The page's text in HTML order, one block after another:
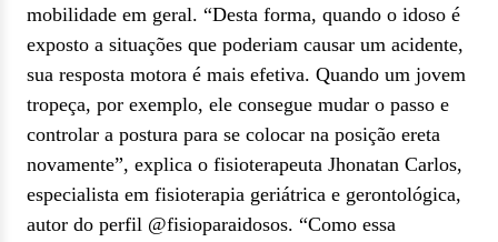
mobilidade em geral. “Desta forma, quando o idoso é
exposto a situações que poderiam causar um acidente,
sua resposta motora é mais efetiva. Quando um jovem
tropeça, por exemplo, ele consegue mudar o passo e
controlar a postura para se colocar na posição ereta
novamente”, explica o fisioterapeuta Jhonatan Carlos,
especialista em fisioterapia geriátrica e gerontológica,
autor do perfil @fisioparaidosos. “Como essa